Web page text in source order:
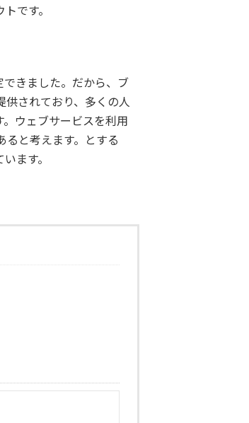
です。
きました。だから、ブ
されており、多くの人
ウェブサービスを利用
と考えます。とする
ます。